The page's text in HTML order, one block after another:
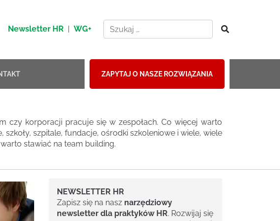
Newsletter HR | WG+
ZAPYTAJ O NASZE ROZWIĄZANIA
czy korporacji pracuje się w zespołach. Co więcej warto
szpitale, fundacje, ośrodki szkoleniowe i wiele, wiele
stawiać na team building.
NEWSLETTER HR
Zapisz się na nasz narzędziowy
newsletter dla praktyków HR. Rozwijaj się